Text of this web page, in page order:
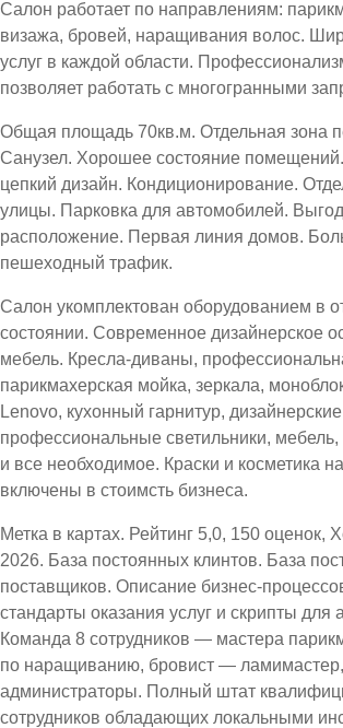
Салон работает по направлениям:
визажа, бровей, наращивания волос.
услуг в каждой области.
позволяет работать с многогранными
Общая площадь 70кв.м. Отдельная зона
Санузел. Хорошее состояние
цепкий дизайн. Кондиционирование.
улицы. Парковка для автомобилей.
расположение. Первая линия домов.
пешеходный трафик.
Салон укомплектован оборудованием в
состоянии. Современное дизайнерское
мебель. Кресла-диваны,
парикмахерская мойка, зеркала,
Lenovo, кухонный гарнитур,
профессиональные светильники,
и все необходимое. Краски и косметика
включены в стоимсть бизнеса.
Метка в картах. Рейтинг 5,0, 150 оценок,
2026. База постоянных клинтов. База
поставщиков. Описание бизнес-
стандарты оказания услуг и скрипты для
Команда 8 сотрудников — мастера
по наращиванию, бровист — ламимастер,
администраторы. Полный штат
сотрудников обладающих локальными